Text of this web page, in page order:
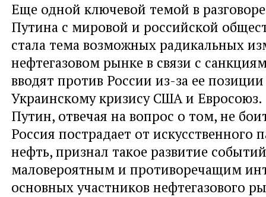
Еще одной ключевой темой в
Путина с мировой и российской
стала тема возможных радикальных
нефтегазовом рынке в связи с
вводят против России из-за ее
Украинскому кризису США и
Путин, отвечая на вопрос о том, не
Россия пострадает от искусственного
нефть, признал такое развитие событий
маловероятным и противоречащим
основных участников нефтегазового